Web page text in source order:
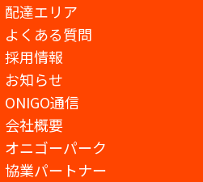
配達エリア
よくある質問
採用情報
お知らせ
ONIGO通信
会社概要
オニゴーパーク
協業パートナー